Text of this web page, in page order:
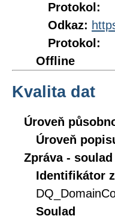
Protokol:
Odkaz:
Protokol:
Offline
Kvalita dat
Úroveň
Úroveň
Zpráva - soulad
Identifikátor
Soulad